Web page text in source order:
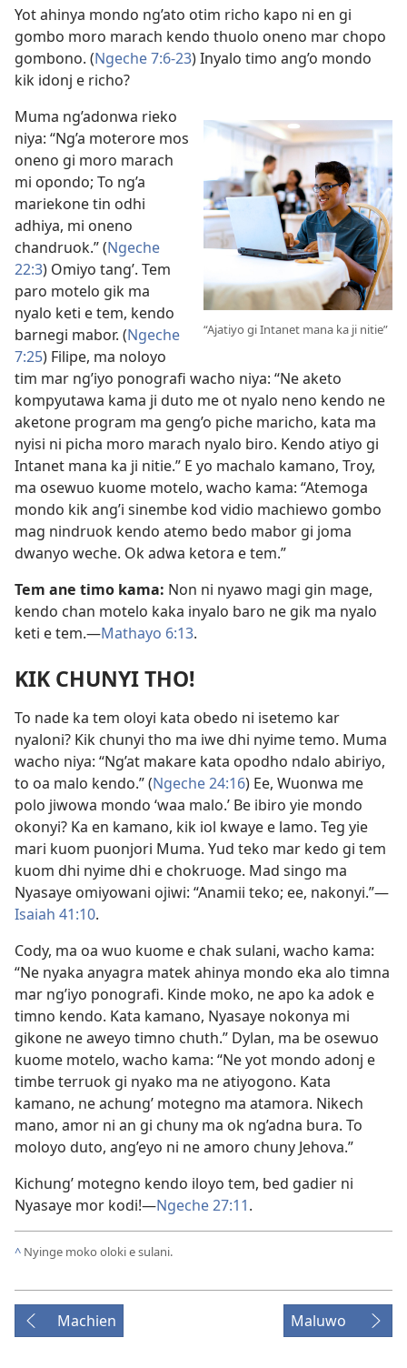
Yot ahinya mondo ng’ato otim richo kapo ni en gi
gombo moro marach kendo thuolo oneno mar chopo
gombono. (Ngeche 7:6-23) Inyalo timo ang’o mondo
kik idonj e richo?
“Ajatiyo gi Intanet mana ka ji nitie”
Muma ng’adonwa rieko
niya: “Ng’a moterore mos
oneno gi moro marach
mi opondo; To ng’a
mariekone tin odhi
adhiya, mi oneno
chandruok.” (Ngeche
22:3) Omiyo tang’. Tem
paro motelo gik ma
nyalo keti e tem, kendo
barnegi mabor. (Ngeche
7:25) Filipe, ma noloyo
tim mar ng’iyo ponografi wacho niya: “Ne aketo
kompyutawa kama ji duto me ot nyalo neno kendo ne
aketone program ma geng’o piche maricho, kata ma
nyisi ni picha moro marach nyalo biro. Kendo atiyo gi
Intanet mana ka ji nitie.” E yo machalo kamano, Troy,
ma osewuo kuome motelo, wacho kama: “Atemoga
mondo kik ang’i sinembe kod vidio machiewo gombo
mag nindruok kendo atemo bedo mabor gi joma
dwanyo weche. Ok adwa ketora e tem.”
Tem ane timo kama: Non ni nyawo magi gin mage,
kendo chan motelo kaka inyalo baro ne gik ma nyalo
keti e tem.—Mathayo 6:13.
KIK CHUNYI THO!
To nade ka tem oloyi kata obedo ni isetemo kar
nyaloni? Kik chunyi tho ma iwe dhi nyime temo. Muma
wacho niya: “Ng’at makare kata opodho ndalo abiriyo,
to oa malo kendo.” (Ngeche 24:16) Ee, Wuonwa me
polo jiwowa mondo ‘waa malo.’ Be ibiro yie mondo
okonyi? Ka en kamano, kik iol kwaye e lamo. Teg yie
mari kuom puonjori Muma. Yud teko mar kedo gi tem
kuom dhi nyime dhi e chokruoge. Mad singo ma
Nyasaye omiyowani ojiwi: “Anamii teko; ee, nakonyi.”—
Isaiah 41:10.
Cody, ma oa wuo kuome e chak sulani, wacho kama:
“Ne nyaka anyagra matek ahinya mondo eka alo timna
mar ng’iyo ponografi. Kinde moko, ne apo ka adok e
timno kendo. Kata kamano, Nyasaye nokonya mi
gikone ne aweyo timno chuth.” Dylan, ma be osewuo
kuome motelo, wacho kama: “Ne yot mondo adonj e
timbe terruok gi nyako ma ne atiyogono. Kata
kamano, ne achung’ motegno ma atamora. Nikech
mano, amor ni an gi chuny ma ok ng’adna bura. To
moloyo duto, ang’eyo ni ne amoro chuny Jehova.”
Kichung’ motegno kendo iloyo tem, bed gadier ni
Nyasaye mor kodi!—Ngeche 27:11.
^ Nyinge moko oloki e sulani.
Machien Maluwo